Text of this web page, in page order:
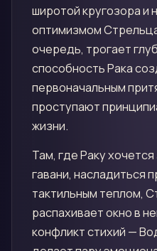
широтой кругозора и
оптимизмом
очередь, трогает
способность Рака
первоначальным
проступают
жизни.
Там, где Раку
гавани, насладиться
тактильным теплом,
распахивает окно в
конфликт стихий —